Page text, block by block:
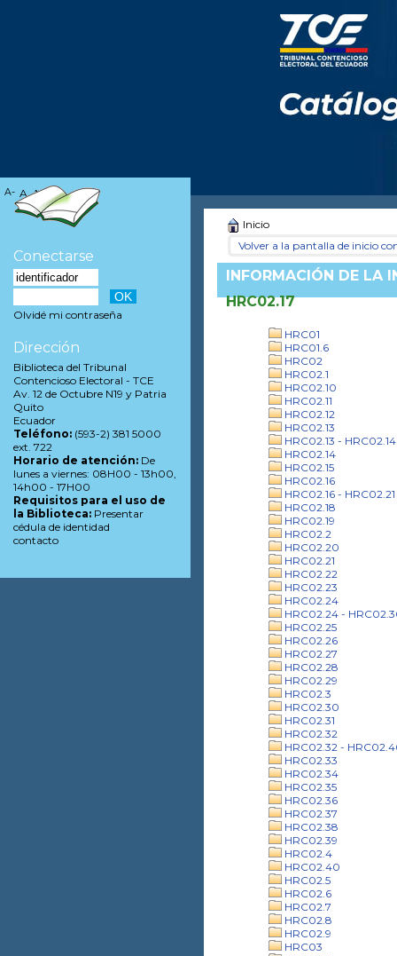
Inicio
Volver a la pantalla de inicio
INFORMACIÓN DE LA
HRC02.17
HRC01
HRC01.6
HRC02
HRC02.1
HRC02.10
HRC02.11
HRC02.12
HRC02.13
HRC02.13 - HRC02.14
HRC02.14
HRC02.15
HRC02.16
HRC02.16 - HRC02.21
HRC02.18
HRC02.19
HRC02.2
HRC02.20
HRC02.21
HRC02.22
HRC02.23
HRC02.24
HRC02.24 -
HRC02.25
HRC02.26
HRC02.27
HRC02.28
HRC02.29
HRC02.3
HRC02.30
HRC02.31
HRC02.32
HRC02.32 -
HRC02.33
HRC02.34
HRC02.35
HRC02.36
HRC02.37
HRC02.38
HRC02.39
HRC02.4
HRC02.40
HRC02.5
HRC02.6
HRC02.7
HRC02.8
HRC02.9
HRC03
A- A A+
Conectarse
Olvidé mi contraseña
Dirección
Biblioteca del Tribunal
Contencioso Electoral - TCE
Av. 12 de Octubre N19 y Patria
Quito
Ecuador
Teléfono: (593-2) 381 5000
ext. 722
Horario de atención: De
lunes a viernes: 08H00 - 13h00,
14h00 - 17H00
Requisitos para el uso de
la Biblioteca: Presentar
cédula de identidad
contacto